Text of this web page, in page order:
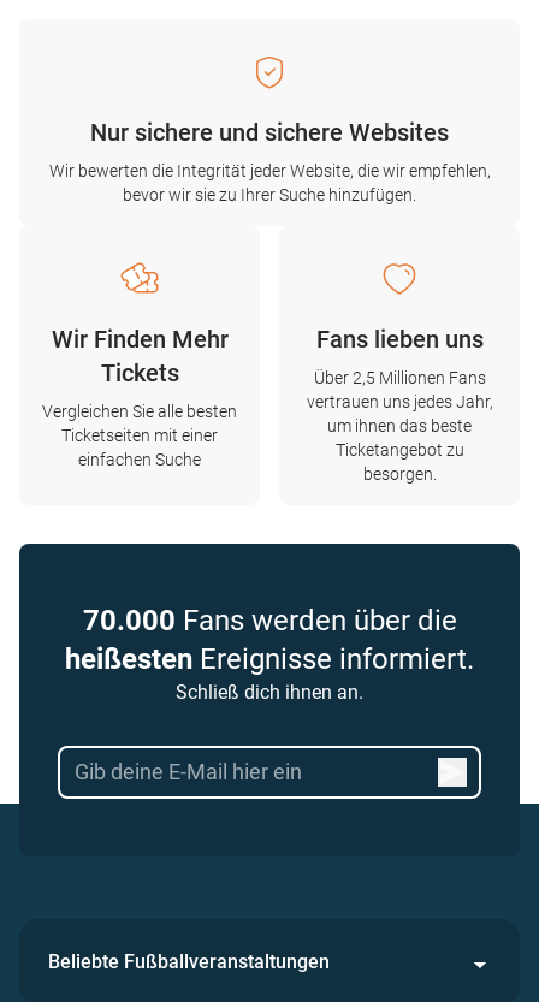
Nur sichere und sichere Websites
Wir bewerten die Integrität jeder Website, die wir empfehlen,
bevor wir sie zu Ihrer Suche hinzufügen.
Wir Finden Mehr
Tickets
Vergleichen Sie alle besten
Ticketseiten mit einer
einfachen Suche
Fans lieben uns
Über 2,5 Millionen Fans
vertrauen uns jedes Jahr,
um ihnen das beste
Ticketangebot zu
besorgen.
70.000 Fans werden über die
heißesten Ereignisse informiert.
Schließ dich ihnen an.
Beliebte Fußballveranstaltungen